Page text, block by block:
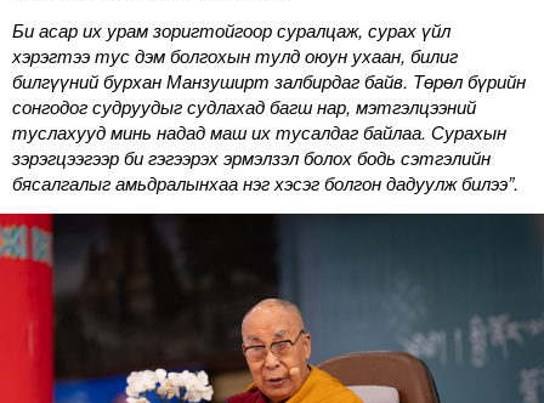
Би асар их урам зоригтойгоор суралцаж, сурах үйл
хэрэгтээ тус дэм болгохын тулд оюун ухаан, билиг
билгүүний бурхан Манзуширт залбирдаг байв. Төрөл бүрийн
сонгодог судруудыг судлахад багш нар, мэтгэлцээний
туслахууд минь надад маш их тусалдаг байлаа. Сурахын
зэрэгцээгээр би гэгээрэх эрмэлзэл болох бодь сэтгэлийн
бясалгалыг амьдралынхаа нэг хэсэг болгон дадуулж билээ”.